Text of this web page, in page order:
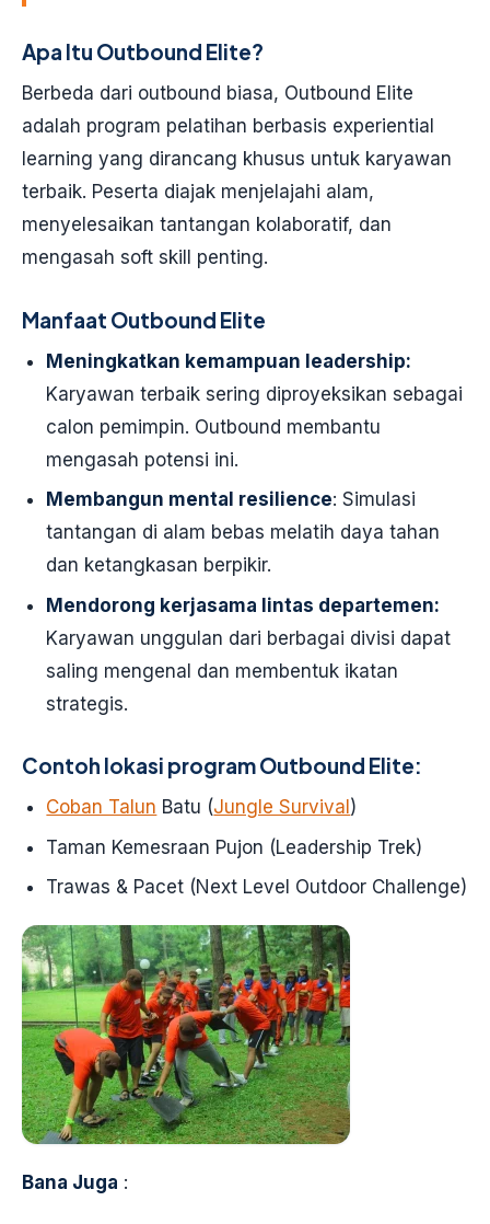
Apa Itu Outbound Elite?
Berbeda dari outbound biasa, Outbound Elite
adalah program pelatihan berbasis experiential
learning yang dirancang khusus untuk karyawan
terbaik. Peserta diajak menjelajahi alam,
menyelesaikan tantangan kolaboratif, dan
mengasah soft skill penting.
Manfaat Outbound Elite
Meningkatkan kemampuan leadership:
Karyawan terbaik sering diproyeksikan sebagai
calon pemimpin. Outbound membantu
mengasah potensi ini.
Membangun mental resilience: Simulasi
tantangan di alam bebas melatih daya tahan
dan ketangkasan berpikir.
Mendorong kerjasama lintas departemen:
Karyawan unggulan dari berbagai divisi dapat
saling mengenal dan membentuk ikatan
strategis.
Contoh lokasi program Outbound Elite:
Coban Talun Batu (Jungle Survival )
Taman Kemesraan Pujon (Leadership Trek)
Trawas & Pacet (Next Level Outdoor Challenge)
Bana Juga :